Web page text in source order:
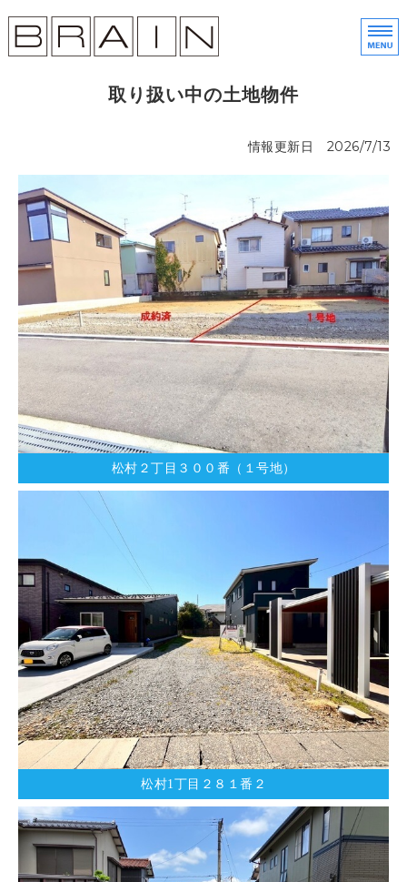
株
会社概要
展示会予約・お問い合わせ
取り扱い中の土地物件
情報更新日 2026/7/13
松村２丁目３００番（１号地）
松村1丁目２８１番２